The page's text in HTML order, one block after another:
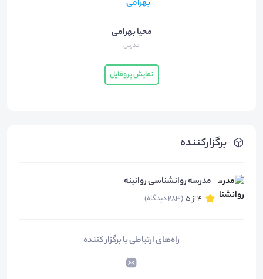
برگزارکننده
مدرسه روانشناسی روانبنه
4 از 5 (283 دیدگاه)
راه‌های ارتباطی با برگزار کننده
محیا بهرامی
مدرس
نمایش پروفایل